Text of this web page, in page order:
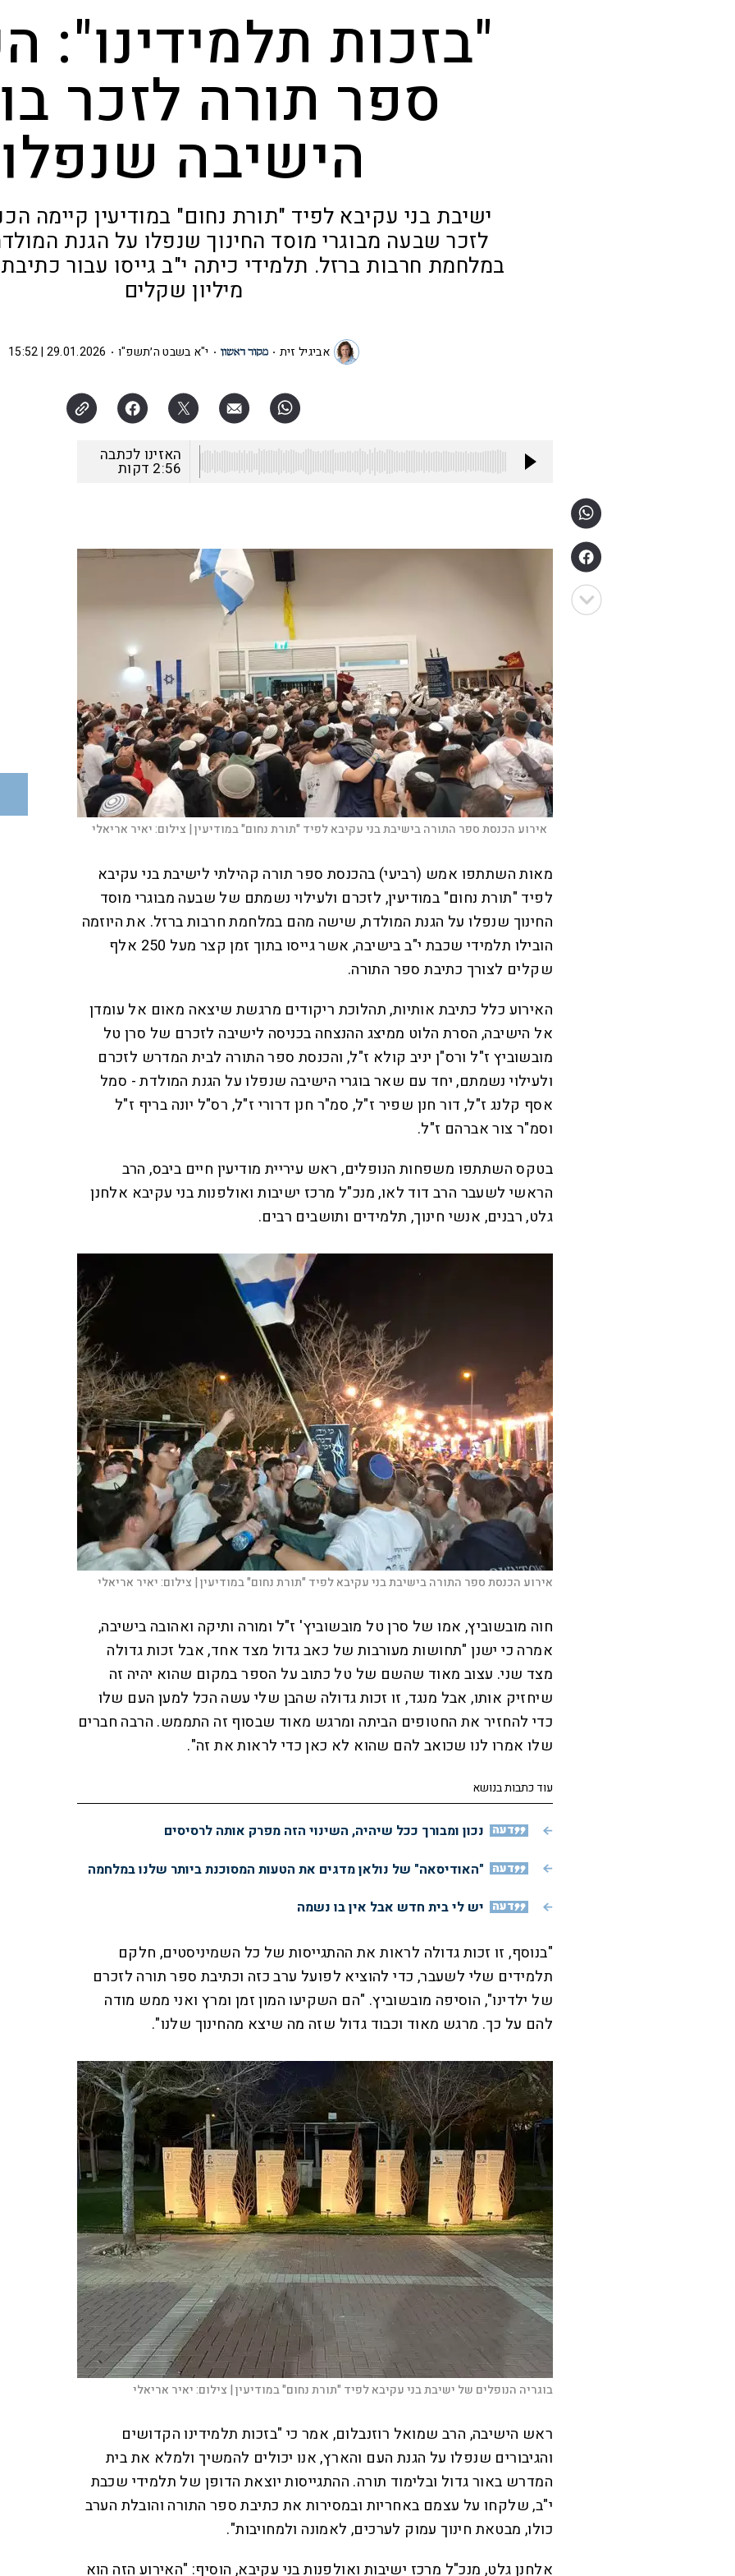
"בזכות תלמידינו":
ספר תורה לזכר
הישיבה שנפלו
ישיבת בני עקיבא לפיד "תורת נחום" במודיעין קיימה
לזכר שבעה מבוגרי מוסד החינוך שנפלו על הגנת
במלחמת חרבות ברזל. תלמידי כיתה י"ב גייסו עבור
מיליון שקלים
אביגיל זית י"א בשבט ה׳תשפ"ו 29.01.2026 | 15:52
האזינו לכתבה
2:56 דקות
אירוע הכנסת ספר התורה בישיבת בני עקיבא לפיד "תורת נחום" במודיעין | צילום:יאיר אריאלי
מאות השתתפו אמש (רביעי) בהכנסת ספר תורה קהילתי לישיבת בני עקיבא
לפיד "תורת נחום" במודיעין, לזכרם ולעילוי נשמתם של שבעה מבוגרי מוסד
החינוך שנפלו על הגנת המולדת, שישה מהם במלחמת חרבות ברזל. את היוזמה
הובילו תלמידי שכבת י"ב בישיבה, אשר גייסו בתוך זמן קצר מעל 250 אלף
שקלים לצורך כתיבת ספר התורה.
האירוע כלל כתיבת אותיות, תהלוכת ריקודים מרגשת שיצאה מאום אל עומדן
אל הישיבה, הסרת הלוט ממיצג ההנצחה בכניסה לישיבה לזכרם של סרן טל
מובשוביץ ז"ל ורס"ן יניב קולא ז"ל, והכנסת ספר התורה לבית המדרש לזכרם
ולעילוי נשמתם, יחד עם שאר בוגרי הישיבה שנפלו על הגנת המולדת - סמל
אסף קלנג ז"ל, דור חנן שפיר ז"ל, סמ"ר חנן דרורי ז"ל, רס"ל יונה בריף ז"ל
וסמ"ר צור אברהם ז"ל.
בטקס השתתפו משפחות הנופלים, ראש עיריית מודיעין חיים ביבס, הרב
הראשי לשעבר הרב דוד לאו, מנכ"ל מרכז ישיבות ואולפנות בני עקיבא אלחנן
גלט, רבנים, אנשי חינוך, תלמידים ותושבים רבים.
אירוע הכנסת ספר התורה בישיבת בני עקיבא לפיד "תורת נחום" במודיעין | צילום:יאיר אריאלי
חוה מובשוביץ, אמו של סרן טל מובשוביץ' ז"ל ומורה ותיקה ואהובה בישיבה,
אמרה כי ישנן "תחושות מעורבות של כאב גדול מצד אחד, אבל זכות גדולה
מצד שני. עצוב מאוד שהשם של טל כתוב על הספר במקום שהוא יהיה זה
שיחזיק אותו, אבל מנגד, זו זכות גדולה שהבן שלי עשה הכל למען העם שלו
כדי להחזיר את החטופים הביתה ומרגש מאוד שבסוף זה התממש. הרבה חברים
שלו אמרו לנו שכואב להם שהוא לא כאן כדי לראות את זה".
עוד כתבות בנושא
דעה נכון ומבורך ככל שיהיה, השינוי הזה מפרק אותה לרסיסים
דעה "האודיסאה" של נולאן מדגים את הטעות המסוכנת ביותר שלנו במלחמה
דעה יש לי בית חדש אבל אין בו נשמה
"בנוסף, זו זכות גדולה לראות את ההתגייסות של כל השמיניסטים, חלקם
תלמידים שלי לשעבר, כדי להוציא לפועל ערב כזה וכתיבת ספר תורה לזכרם
של ילדינו", הוסיפה מובשוביץ. "הם השקיעו המון זמן ומרץ ואני ממש מודה
להם על כך. מרגש מאוד וכבוד גדול שזה מה שיצא מהחינוך שלנו".
בוגריה הנופלים של ישיבת בני עקיבא לפיד "תורת נחום" במודיעין | צילום:יאיר אריאלי
ראש הישיבה, הרב שמואל רוזנבלום, אמר כי "בזכות תלמידינו הקדושים
והגיבורים שנפלו על הגנת העם והארץ, אנו יכולים להמשיך ולמלא את בית
המדרש באור גדול ובלימוד תורה. ההתגייסות יוצאת הדופן של תלמידי שכבת
י"ב, שלקחו על עצמם באחריות ובמסירות את כתיבת ספר התורה והובלת הערב
כולו, מבטאת חינוך עמוק לערכים, לאמונה ולמחויבות".
אלחנן גלט, מנכ"ל מרכז ישיבות ואולפנות בני עקיבא, הוסיף: "האירוע הזה הוא